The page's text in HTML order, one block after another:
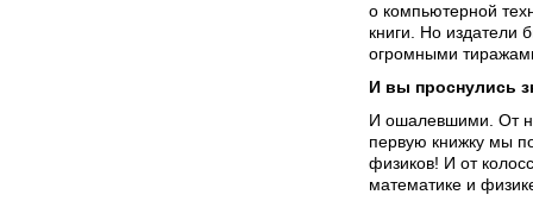
о компьютерной
книги. Но издатели
огромными
И вы проснулись
И ошалевшими. От
первую книжку мы
физиков! И от
математике и